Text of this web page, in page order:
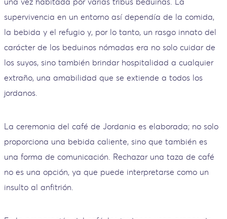
supervivencia en un entorno así dependía de la comida,
la bebida y el refugio y, por lo tanto, un rasgo innato del
carácter de los beduinos nómadas era no solo cuidar de
los suyos, sino también brindar hospitalidad a cualquier
extraño, una amabilidad que se extiende a todos los
jordanos.
La ceremonia del café de Jordania es elaborada; no solo
proporciona una bebida caliente, sino que también es
una forma de comunicación. Rechazar una taza de café
no es una opción, ya que puede interpretarse como un
insulto al anfitrión.